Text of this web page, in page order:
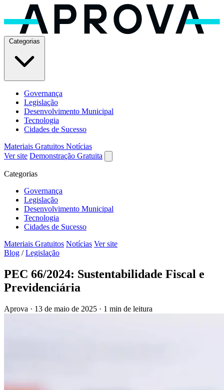
Governança
Legislação
Desenvolvimento Municipal
Tecnologia
Cidades de Sucesso
Materiais Gratuitos Notícias
Ver site Demonstração Gratuita
Categorias
Governança
Legislação
Desenvolvimento Municipal
Tecnologia
Cidades de Sucesso
Materiais Gratuitos Notícias Ver site
Blog / Legislação
PEC 66/2024: Sustentabilidade Fiscal e
Previdenciária
Aprova · 13 de maio de 2025 · 1 min de leitura